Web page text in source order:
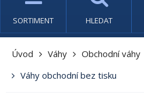
SORTIMENT HLEDAT
Úvod Váhy
Obchodní váhy
Váhy obchodní bez tisku